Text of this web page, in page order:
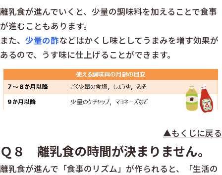
離乳食が進んでいくと、少量の調味料を加えることで食事
が進むこともあります。
また、 少量の酢などはかくし味としてうまみを増す効果が
あるので、うす味に仕上げることができます。
▲もくじに戻る
Ｑ８ 離乳食の時間が決まりません。
離乳食が進んで「食事のリズム」が作られると、「生活の